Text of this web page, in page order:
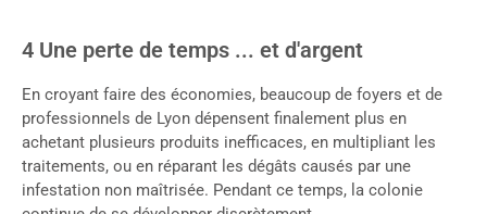
4 Une perte de temps ... et d'argent
En croyant faire des économies, beaucoup de foyers et de
professionnels de Lyon dépensent finalement plus en
achetant plusieurs produits inefficaces, en multipliant les
traitements, ou en réparant les dégâts causés par une
infestation non maîtrisée. Pendant ce temps, la colonie